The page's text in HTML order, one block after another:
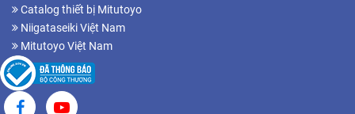
Catalog thiết bị Mitutoyo
Niigataseiki Việt Nam
Mitutoyo Việt Nam